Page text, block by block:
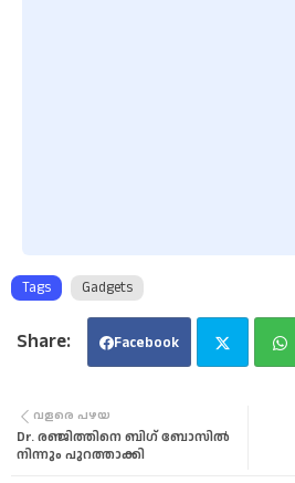
Tags Gadgets
Facebook
tter
വളരെ പഴയ
Dr. രഞ്ജിത്തിനെ ബിഗ് ബോസിൽ
നിന്നും പുറത്താക്കി